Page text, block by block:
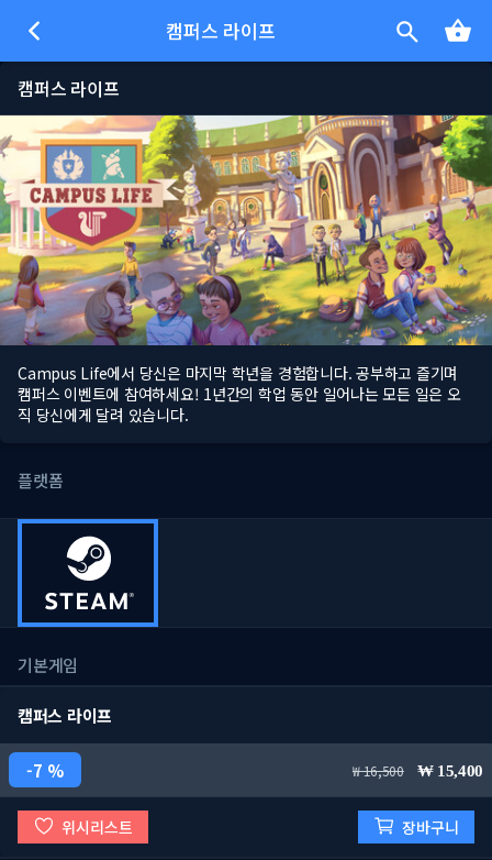
캠퍼스 라이프
캠퍼스 라이프
Campus Life에서 당신은 마지막 학년을 경험합니다. 공부하고 즐기며
캠퍼스 이벤트에 참여하세요! 1년간의 학업 동안 일어나는 모든 일은 오
직 당신에게 달려 있습니다.
플랫폼
기본게임
캠퍼스 라이프
7 % 16,500 15,400
위시리스트 장바구니